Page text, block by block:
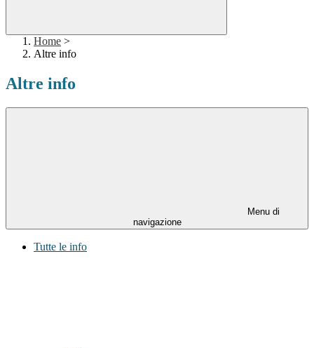
Home >
Altre info
Altre info
Menu di
navigazione
Tutte le info